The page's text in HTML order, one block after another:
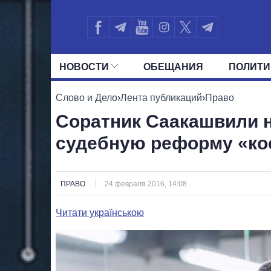
НОВОСТИ ОБЕЩАНИЯ
ВСЕ ПОЛИТИКИ ПРЕЗИДЕНТ И
Слово и Дело›Лента публикаций›Право
Соратник Саакашвили
судебную реформу
ПРАВО 24 февраля 2016, 14:08
Читати українською